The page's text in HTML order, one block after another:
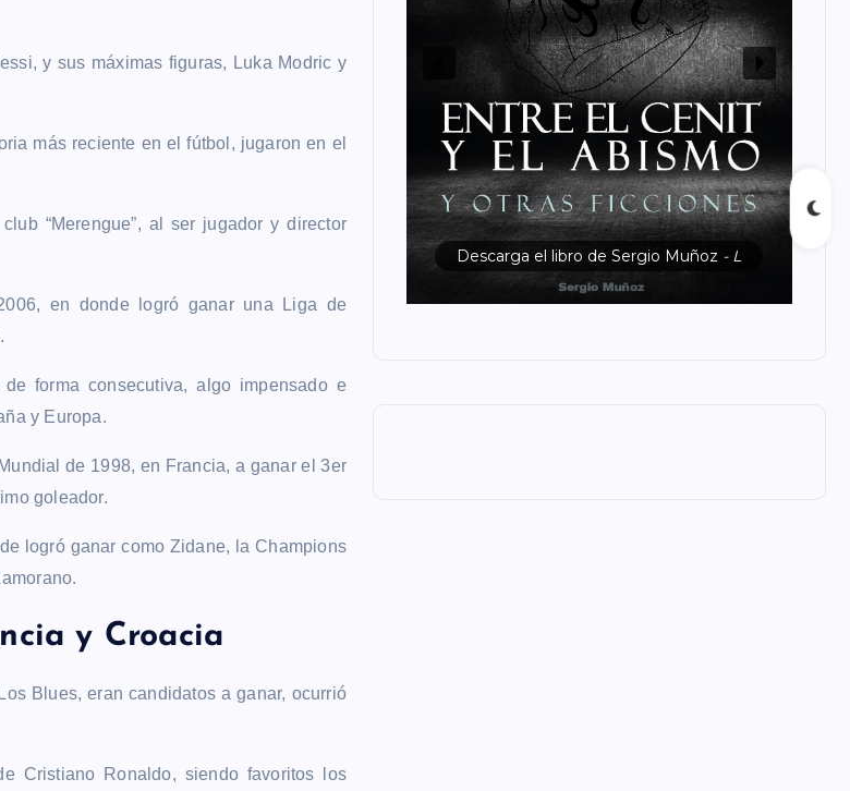
y sus máximas figuras, Luka Modric y
más reciente en el fútbol, jugaron en el
“Merengue”, al ser jugador y director
en donde logró ganar una Liga de
forma consecutiva, algo impensado e
y Europa.
de 1998, en Francia, a ganar el 3er
goleador.
logró ganar como Zidane, la Champions
y Croacia
Blues, eran candidatos a ganar, ocurrió
Cristiano Ronaldo, siendo favoritos los
Descarga el libro de Sergio Muñoz - L